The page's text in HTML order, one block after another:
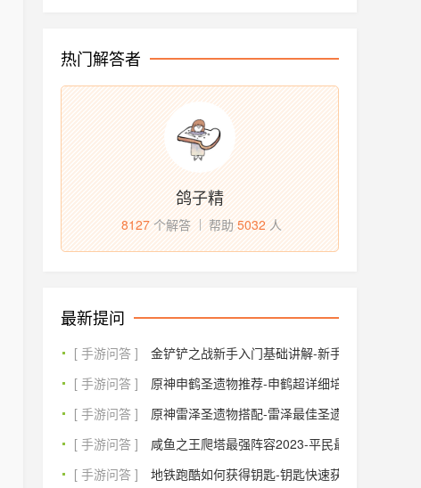
热门解答者
鸽子精
8127 个解答 帮助 5032 人
最新提问
[ 手游问答 ]
金铲铲之战新手入门基础讲解-新手入门攻略大全
[ 手游问答 ]
原神申鹤圣遗物推荐-申鹤超详细培养攻略
[ 手游问答 ]
原神雷泽圣遗物搭配-雷泽最佳圣遗物推荐
[ 手游问答 ]
咸鱼之王爬塔最强阵容2023-平民最强阵容搭配
[ 手游问答 ]
地铁跑酷如何获得钥匙-钥匙快速获得方法一览